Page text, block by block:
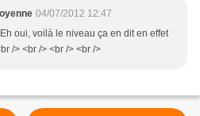
04/07/2012 12:47
oui, voilà le niveau ça en dit en effet
/> <br /> <br /> <br />